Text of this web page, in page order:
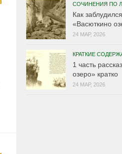
СОЧИНЕНИЯ ПО
Как
«Васюткино
24 МАР, 2026
КРАТКИЕ
1 часть
озеро» кратко
24 МАР, 2026